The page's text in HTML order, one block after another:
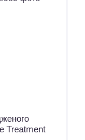
Treatment